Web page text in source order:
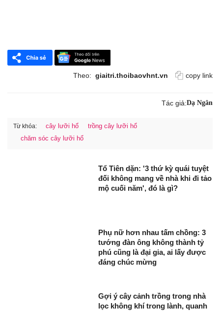
Theo: giaitri.thoibaovhnt.vn copy link
Tác giả:Dạ Ngân
Từ khóa: cây lưỡi hổ
trồng cây lưỡi hổ
chăm sóc cây lưỡi hổ
Tổ Tiên dặn: '3 thứ kỳ quái tuyệt
đối không mang về nhà khi đi tảo
mộ cuối năm', đó là gì?
Phụ nữ hơn nhau tấm chồng: 3
tướng đàn ông không thành tỷ
phú cũng là đại gia, ai lấy được
đáng chúc mừng
Gợi ý cây cảnh trồng trong nhà
lọc không khí trong lành, quanh